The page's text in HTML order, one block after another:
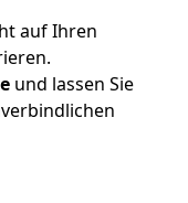
auf Ihren
und lassen Sie